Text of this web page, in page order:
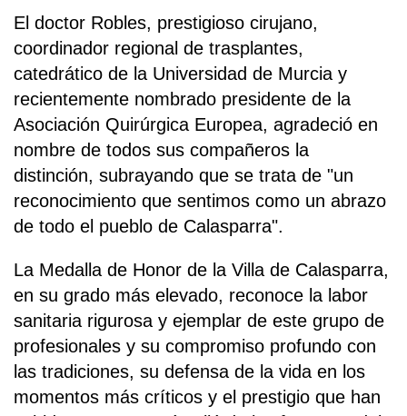
El doctor Robles, prestigioso cirujano,
coordinador regional de trasplantes,
catedrático de la Universidad de Murcia y
recientemente nombrado presidente de la
Asociación Quirúrgica Europea, agradeció en
nombre de todos sus compañeros la
distinción, subrayando que se trata de "un
reconocimiento que sentimos como un abrazo
de todo el pueblo de Calasparra".
La Medalla de Honor de la Villa de Calasparra,
en su grado más elevado, reconoce la labor
sanitaria rigurosa y ejemplar de este grupo de
profesionales y su compromiso profundo con
las tradiciones, su defensa de la vida en los
momentos más críticos y el prestigio que han